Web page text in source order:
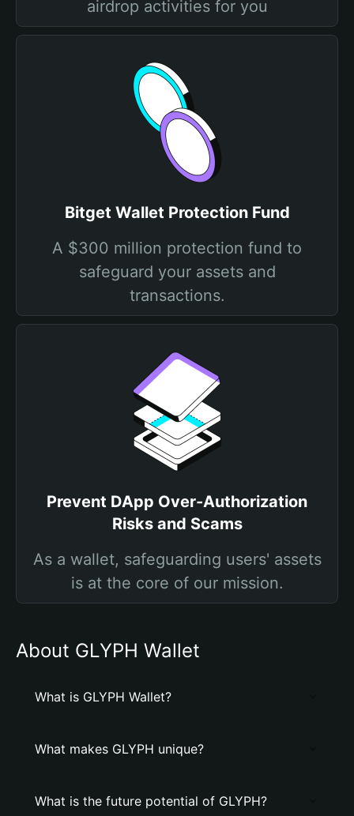
airdrop activities for you
Bitget Wallet Protection Fund
A $300 million protection fund to
safeguard your assets and
transactions.
Prevent DApp Over-Authorization
Risks and Scams
As a wallet, safeguarding users' assets
is at the core of our mission.
About GLYPH Wallet
What is GLYPH Wallet?
What makes GLYPH unique?
What is the future potential of GLYPH?